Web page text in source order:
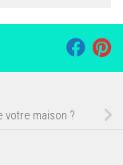
votre maison ?